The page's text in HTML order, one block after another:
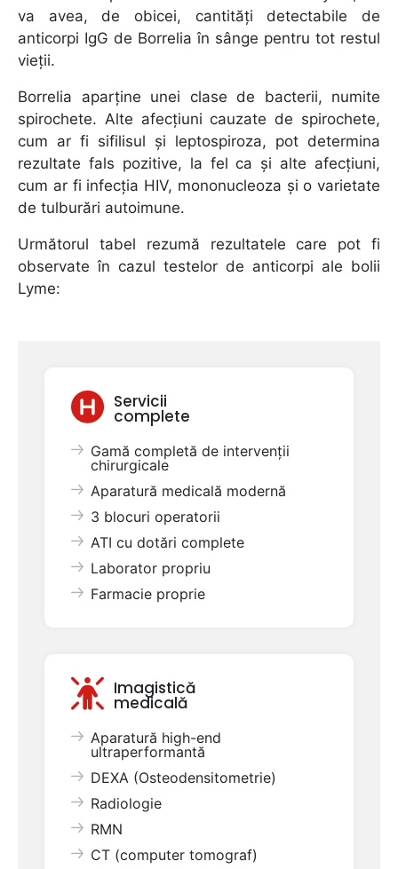
va avea, de obicei, cantități detectabile de
anticorpi IgG de Borrelia în sânge pentru tot restul
vieții.
Borrelia aparține unei clase de bacterii, numite
spirochete. Alte afecțiuni cauzate de spirochete,
cum ar fi sifilisul și leptospiroza, pot determina
rezultate fals pozitive, la fel ca și alte afecțiuni,
cum ar fi infecția HIV, mononucleoza și o varietate
de tulburări autoimune.
Următorul tabel rezumă rezultatele care pot fi
observate în cazul testelor de anticorpi ale bolii
Lyme:
Servicii
complete
Gamă completă de intervenții
chirurgicale
Aparatură medicală modernă
3 blocuri operatorii
ATI cu dotări complete
Laborator propriu
Farmacie proprie
Imagistică
medicală
Aparatură high-end
ultraperformantă
DEXA (Osteodensitometrie)
Radiologie
RMN
CT (computer tomograf)